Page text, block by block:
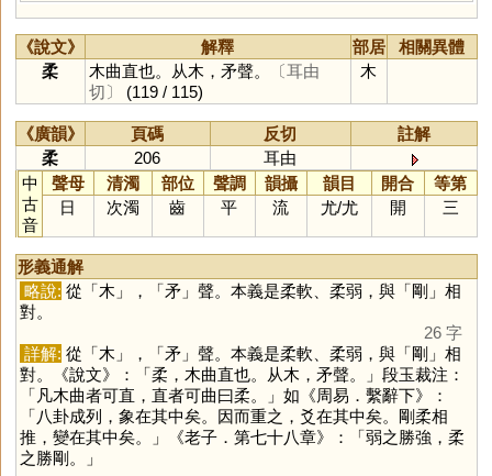
《說文》 解釋 部居
相關異體
柔
木曲直也。从木，矛聲。
〔耳由
切〕
(119 / 115)
木
《廣韻》 頁碼 反切
註解
柔
206
耳由
中
古
音
聲母 清濁 部位 聲調 韻攝 韻目 開合
等第
日
次濁 齒 平 流 尤/尤 開 三
形義通解
略說: 從「木」，「矛」聲。本義是柔軟、柔弱，與「剛 」相
對。
26 字
詳解: 從「木」，「矛」聲。本義是柔軟、柔弱，與「剛 」相
對。《說文》：「柔，木曲直也。从木，矛聲。」段玉裁注：
「凡木曲者可直，直者可曲曰柔。」如《周易．繫辭下》：
「八卦成列，象在其中矣。因而重之，爻在其中矣。剛柔相
推，變在其中矣。」《老子．第七十八章》：「弱之勝強，柔
之勝剛。」